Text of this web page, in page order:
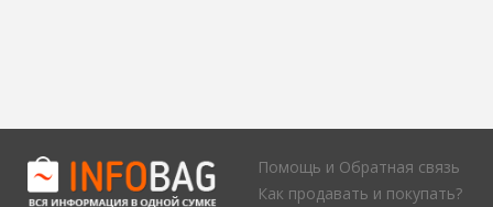
Помощь и Обратная связь
Как продавать и покупать?